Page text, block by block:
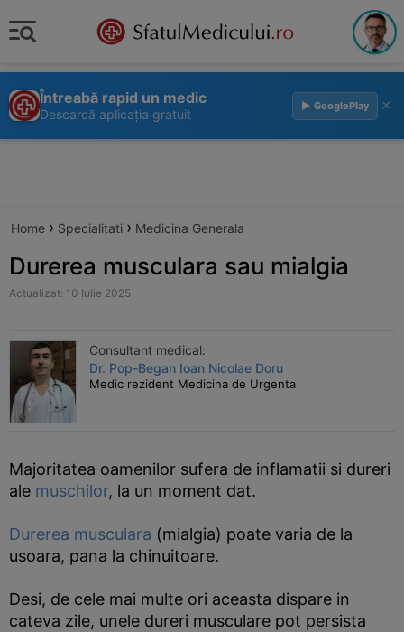
Întreabă rapid un medic
Descarcă aplicația gratuit
▶ GooglePlay ×
Home › Specialitati › Medicina Generala
Durerea musculara sau mialgia
Actualizat: 10 Iulie 2025
Consultant medical:
Dr. Pop-Began Ioan Nicolae Doru
Medic rezident Medicina de Urgenta
Majoritatea oamenilor sufera de inflamatii si dureri
ale muschilor, la un moment dat.
Durerea musculara (mialgia) poate varia de la
usoara, pana la chinuitoare.
Desi, de cele mai multe ori aceasta dispare in
cateva zile, unele dureri musculare pot persista